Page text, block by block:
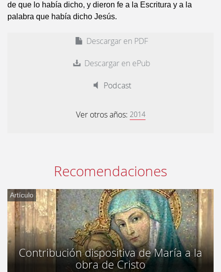
de que lo había dicho, y dieron fe a la Escritura y a la
palabra que había dicho Jesús.
Descargar en PDF
Descargar en ePub
Podcast
Ver otros años: 2014
Recomendaciones
Artículo
Contribución dispositiva de María a la
obra de Cristo